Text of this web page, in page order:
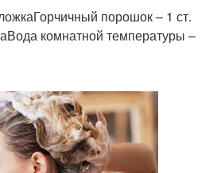
порошок – 1 ст.
комнатной температуры –